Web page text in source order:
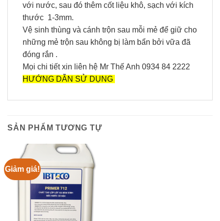
với nước, sau đó thêm cốt liệu khô, sạch với kích
thước 1-3mm.
Vệ sinh thùng và cánh trộn sau mỗi mẻ để giữ cho
những mẻ trộn sau không bị làm bẩn bởi vữa đã
đóng rắn .
Mọi chi tiết xin liên hệ Mr Thế Anh 0934 84 2222
HƯỚNG DẪN SỬ DỤNG
SẢN PHẨM TƯƠNG TỰ
Giảm giá!